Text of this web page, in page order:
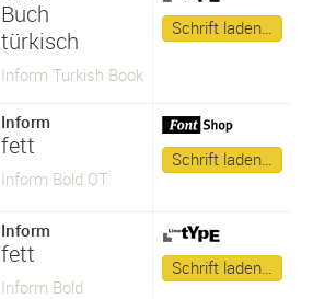
Buch
türkisch
Inform Turkish Book
Schrift laden…
Inform
fett
Inform Bold OT
Schrift laden…
Inform
fett
Inform Bold
Schrift laden…